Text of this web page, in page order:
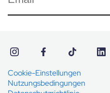
Cookie-Einstellungen
Nutzungsbedingungen